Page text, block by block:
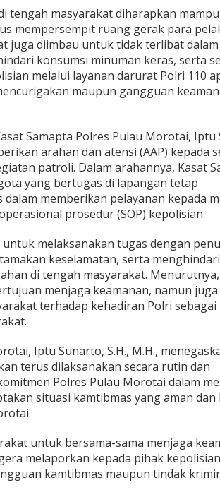
tengah masyarakat diharapkan mampu
mempersempit ruang gerak para
juga diimbau untuk tidak terlibat
konsumsi minuman keras, serta
melalui layanan darurat Polri 110
maupun gangguan
Samapta Polres Pulau Morotai, Iptu
arahan dan atensi (AAP) kepada
patroli. Dalam arahannya, Kasat
yang bertugas di lapangan tetap
memberikan pelayanan kepada
prosedur (SOP) kepolisian.
melaksanakan tugas dengan
keselamatan, serta
di tengah masyarakat.
menjaga keamanan, namun juga
terhadap kehadiran Polri
Iptu Sunarto, S.H., M.H.,
terus dilaksanakan secara rutin dan
Polres Pulau Morotai dalam
situasi kamtibmas yang aman dan
untuk bersama-sama menjaga
melaporkan kepada pihak
kamtibmas maupun tindak